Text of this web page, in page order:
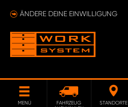
ÄNDERE DEINE EINWILLIGUNG
MENÜ
FAHRZEUG
STANDORTE